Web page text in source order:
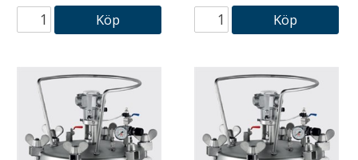
Köp Köp